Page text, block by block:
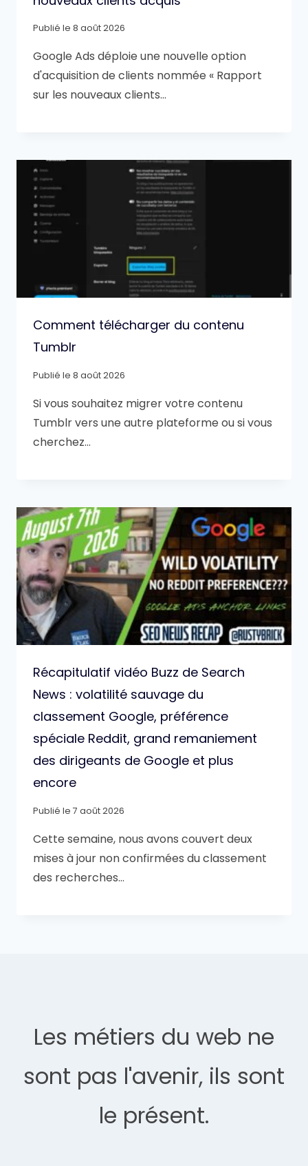
Publié le 8 août 2026
Google Ads déploie une nouvelle option
d'acquisition de clients nommée « Rapport
sur les nouveaux clients…
Comment télécharger du contenu
Tumblr
Publié le 8 août 2026
Si vous souhaitez migrer votre contenu
Tumblr vers une autre plateforme ou si vous
cherchez…
Récapitulatif vidéo Buzz de Search
News : volatilité sauvage du
classement Google, préférence
spéciale Reddit, grand remaniement
des dirigeants de Google et plus
encore
Publié le 7 août 2026
Cette semaine, nous avons couvert deux
mises à jour non confirmées du classement
des recherches…
Les métiers du web ne
sont pas l'avenir, ils sont
le présent.